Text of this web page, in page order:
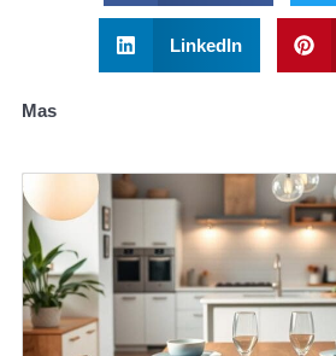
LinkedIn
Mas